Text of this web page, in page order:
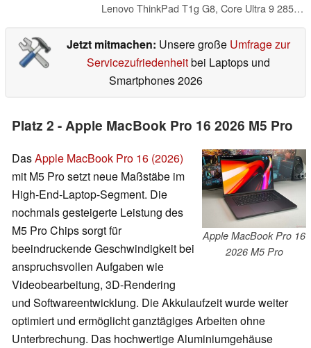
Lenovo ThinkPad T1g G8, Core Ultra 9 285H, 64GB RAM, 2TB SSD, GeForce RTX 5070, DE (21TD0004GE)
Jetzt mitmachen: Unsere große Umfrage zur
Servicezufriedenheitbei Laptops und
Smartphones 2026
Platz 2 - Apple MacBook Pro 16 2026 M5 Pro
Apple MacBook Pro 16
2026 M5 Pro
DasApple MacBook Pro 16 (2026)
mit M5 Pro setzt neue Maßstäbe im
High-End-Laptop-Segment. Die
nochmals gesteigerte Leistung des
M5 Pro Chips sorgt für
beeindruckende Geschwindigkeit bei
anspruchsvollen Aufgaben wie
Videobearbeitung, 3D-Rendering
und Softwareentwicklung. Die Akkulaufzeit wurde weiter
optimiert und ermöglicht ganztägiges Arbeiten ohne
Unterbrechung. Das hochwertige Aluminiumgehäuse